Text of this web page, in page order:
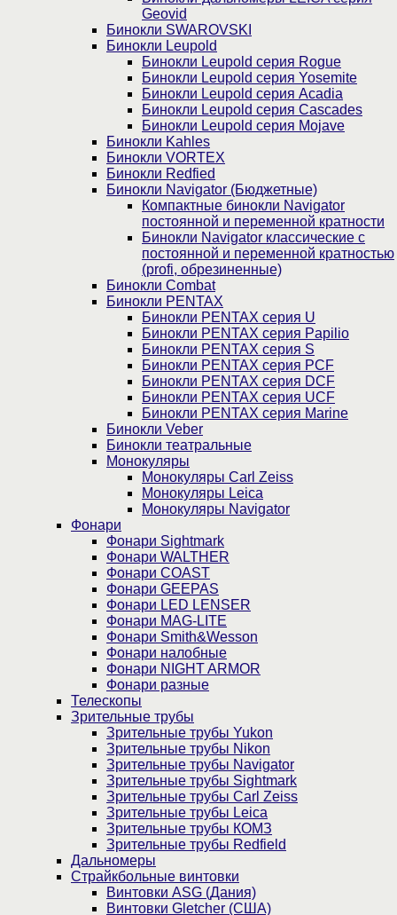
Geovid
Бинокли SWAROVSKI
Бинокли Leupold
Бинокли Leupold серия Rogue
Бинокли Leupold серия Yosemite
Бинокли Leupold серия Acadia
Бинокли Leupold серия Cascades
Бинокли Leupold серия Mojave
Бинокли Kahles
Бинокли VORTEX
Бинокли Redfied
Бинокли Navigator (Бюджетные)
Компактные бинокли Navigator
постоянной и переменной кратности
Бинокли Navigator классические с
постоянной и переменной кратностью
(profi, обрезиненные)
Бинокли Combat
Бинокли PENTAX
Бинокли PENTAX серия U
Бинокли PENTAX серия Papilio
Бинокли PENTAX серия S
Бинокли PENTAX серия PCF
Бинокли PENTAX серия DCF
Бинокли PENTAX серия UCF
Бинокли PENTAX серия Marine
Бинокли Veber
Бинокли театральные
Монокуляры
Монокуляры Carl Zeiss
Монокуляры Leica
Монокуляры Navigator
Фонари
Фонари Sightmark
Фонари WALTHER
Фонари COAST
Фонари GEEPAS
Фонари LED LENSER
Фонари MAG-LITE
Фонари Smith&Wesson
Фонари налобные
Фонари NIGHT ARMOR
Фонари разные
Телескопы
Зрительные трубы
Зрительные трубы Yukon
Зрительные трубы Nikon
Зрительные трубы Navigator
Зрительные трубы Sightmark
Зрительные трубы Carl Zeiss
Зрительные трубы Leica
Зрительные трубы КОМЗ
Зрительные трубы Redfield
Дальномеры
Страйкбольные винтовки
Винтовки ASG (Дания)
Винтовки Gletcher (США)